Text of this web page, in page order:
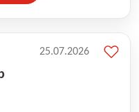
25.07.2026